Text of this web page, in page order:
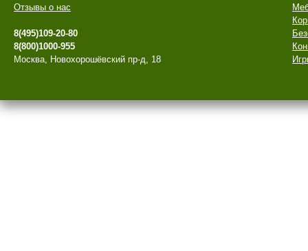
Отзывы о нас
8(495)109-20-80
8(800)1000-955
Москва, Новохорошёвский пр-д, 18